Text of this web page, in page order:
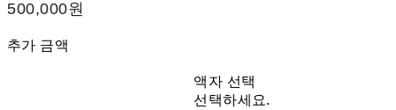
500,000원
추가 금액
액자 선택
선택하세요.